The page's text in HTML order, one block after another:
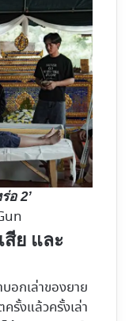
อ 2’
ย และ
อกเล่าของยาย
รั้งแล้วครั้งเล่า